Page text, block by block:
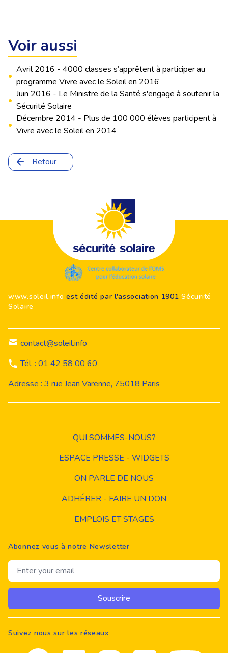
Voir aussi
•
Avril 2016 - 4000 classes s’apprêtent à participer au
programme Vivre avec le Soleil en 2016
•
Juin 2016 - Le Ministre de la Santé s'engage à soutenir la
Sécurité Solaire
•
Décembre 2014 - Plus de 100 000 élèves participent à
Vivre avec le Soleil en 2014
Retour
www.soleil.info est édité par l'association 1901Sécurité
Solaire
contact@soleil.info
Tél. : 01 42 58 00 60
Adresse : 3 rue Jean Varenne, 75018 Paris
QUI SOMMES-NOUS?
ESPACE PRESSE - WIDGETS
ON PARLE DE NOUS
ADHÉRER - FAIRE UN DON
EMPLOIS ET STAGES
Abonnez vous à notre Newsletter
Email address
Souscrire
Suivez nous sur les réseaux